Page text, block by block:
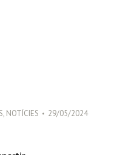
, NOTÍCIES 29/05/2024